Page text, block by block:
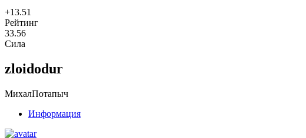
+13.51
Рейтинг
33.56
Сила
zloidodur
МихалПотапыч
Информация